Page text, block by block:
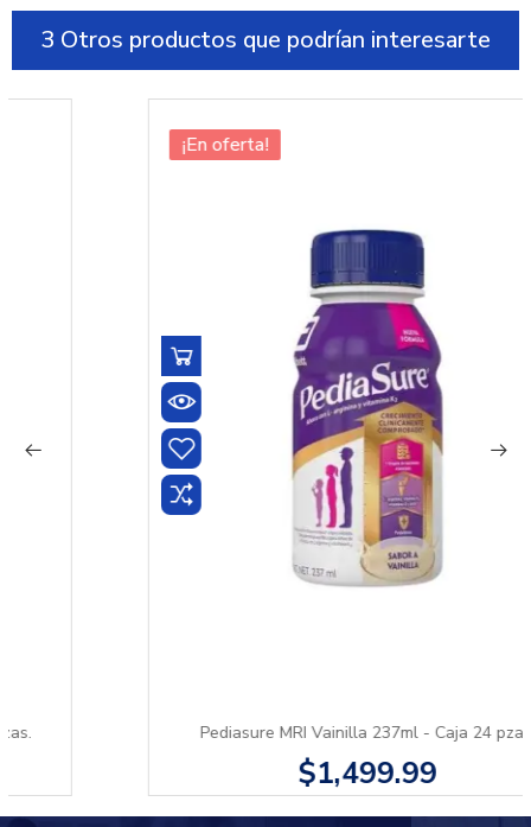
3 Otros productos que podrían interesarte
Pediasure MRI Vainilla 237ml - Caja 24 pzas.
$1,499.99